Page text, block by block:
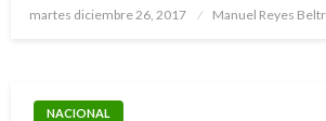
Publicado
martes diciembre 26, 2017 Manuel Reyes
NACIONAL